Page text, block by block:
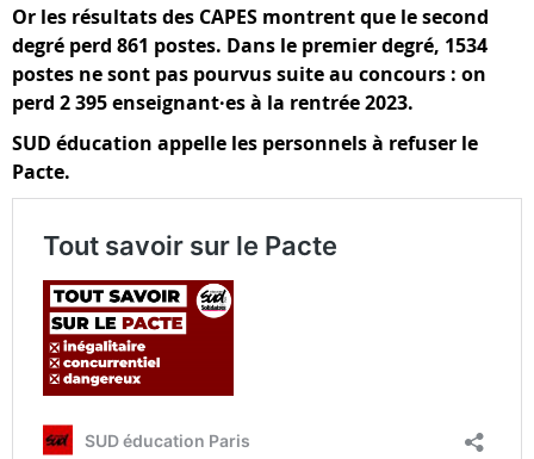
Or les résultats des CAPES montrent que le second
degré perd 861 postes. Dans le premier degré, 1534
postes ne sont pas pourvus suite au concours : on
perd 2 395 enseignant·es à la rentrée 2023.
SUD éducation appelle les personnels à refuser le
Pacte.